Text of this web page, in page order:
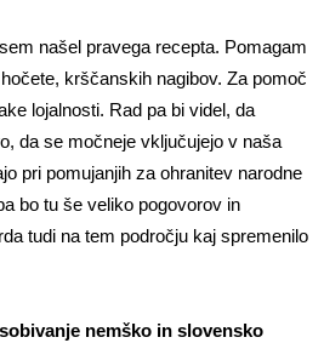
našel pravega recepta. Pomagam
krščanskih nagibov. Za pomoč
lojalnosti. Rad pa bi videl, da
da se močneje vključujejo v naša
pri pomujanjih za ohranitev narodne
bo tu še veliko pogovorov in
tudi na tem področju kaj spremenilo
nemško in slovensko